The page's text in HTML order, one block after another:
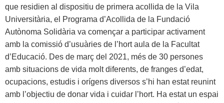
que residien al dispositiu de primera acollida de la Vila
Universitària, el Programa d’Acollida de la Fundació
Autònoma Solidària va començar a participar activament
amb la comissió d’usuàries de l’hort aula de la Facultat
d’Educació. Des de març del 2021, més de 30 persones
amb situacions de vida molt diferents, de franges d’edat,
ocupacions, estudis i orígens diversos s’hi han estat reunint
amb l’objectiu de donar vida i cuidar l’hort. Ha estat un espai